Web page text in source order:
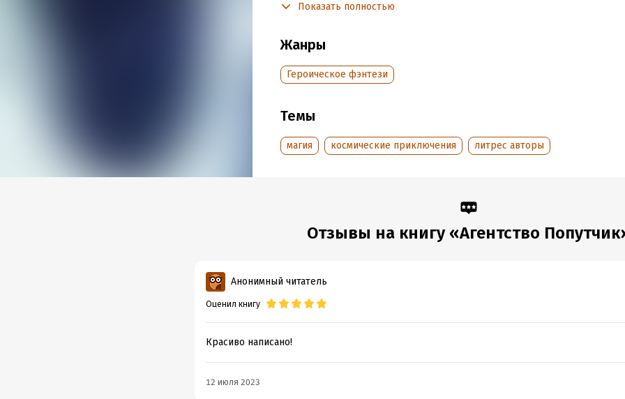
Дата написания:
Объем:30390
Год издания:2017
Показать полностью
Жанры
Героическое фэнтези
Темы
магия космические приключения литрес авторы
Отзывы на книгу «Агентство
Анонимный читатель
Оценил книгу
Красиво написано!
12 июля 2023